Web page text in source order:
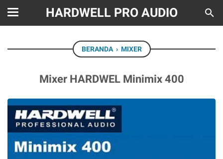
HARDWELL PRO AUDIO
BERANDA › MIXER
Mixer HARDWEL Minimix 400